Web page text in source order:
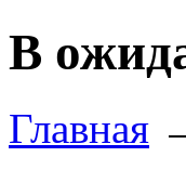
В
Главная